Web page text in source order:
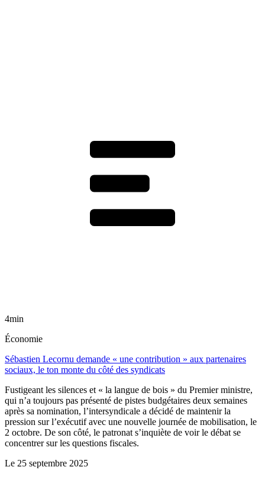
4min
Économie
Sébastien Lecornu demande « une contribution » aux partenaires
sociaux, le ton monte du côté des syndicats
Fustigeant les silences et « la langue de bois » du Premier ministre,
qui n’a toujours pas présenté de pistes budgétaires deux semaines
après sa nomination, l’intersyndicale a décidé de maintenir la
pression sur l’exécutif avec une nouvelle journée de mobilisation, le
2 octobre. De son côté, le patronat s’inquiète de voir le débat se
concentrer sur les questions fiscales.
Le 25 septembre 2025